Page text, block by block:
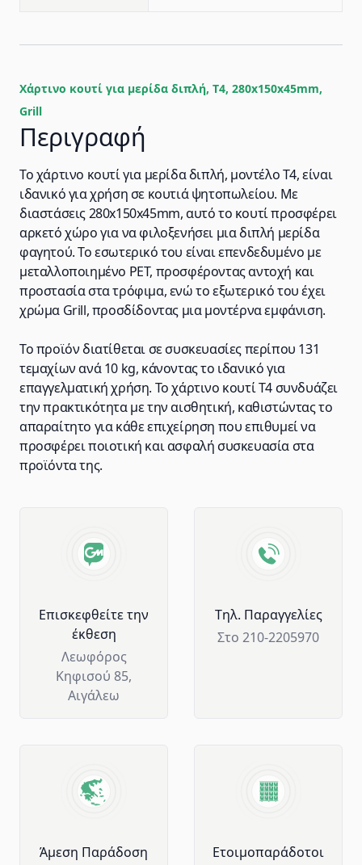
Χάρτινο κουτί για μερίδα διπλή, T4, 280x150x45mm,
Grill
Περιγραφή
Το χάρτινο κουτί για μερίδα διπλή, μοντέλο T4, είναι
ιδανικό για χρήση σε κουτιά ψητοπωλείου. Με
διαστάσεις 280x150x45mm, αυτό το κουτί προσφέρει
αρκετό χώρο για να φιλοξενήσει μια διπλή μερίδα
φαγητού. Το εσωτερικό του είναι επενδεδυμένο με
μεταλλοποιημένο PET, προσφέροντας αντοχή και
προστασία στα τρόφιμα, ενώ το εξωτερικό του έχει
χρώμα Grill, προσδίδοντας μια μοντέρνα εμφάνιση.
Το προϊόν διατίθεται σε συσκευασίες περίπου 131
τεμαχίων ανά 10 kg, κάνοντας το ιδανικό για
επαγγελματική χρήση. Το χάρτινο κουτί T4 συνδυάζει
την πρακτικότητα με την αισθητική, καθιστώντας το
απαραίτητο για κάθε επιχείρηση που επιθυμεί να
προσφέρει ποιοτική και ασφαλή συσκευασία στα
προϊόντα της.
Επισκεφθείτε την
έκθεση
Λεωφόρος
Κηφισού 85,
Αιγάλεω
Tηλ. Παραγγελίες
Στο 210-2205970
Άμεση Παράδοση
Ετοιμοπαράδοτοι